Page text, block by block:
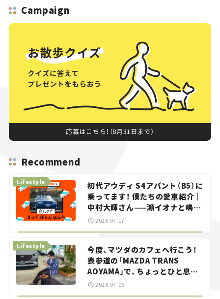
Campaign
応募はこちら！（8月31日まで）
Recommend
初代アウディ S4アバント（B5）に
乗ってます！ 僕たちの愛車紹介｜
中村大輝さん——瀬イオナと嶋田
智之の「クルマでざっくばらんば
Lifestyle
2026.07.17
今度、マツダのカフェへ行こう！
表参道の「MAZDA TRANS
AOYAMA」で、ちょっとひと息。
——連載｜CCGとクルマでどうす
る？＜第13回＞
Lifestyle
2026.07.06